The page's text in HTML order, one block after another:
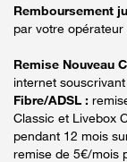
Remboursement
par votre
Remise Nouveau
internet
Fibre/ADSL :
Classic et Livebox
pendant 12 mois
remise de 5€/mois